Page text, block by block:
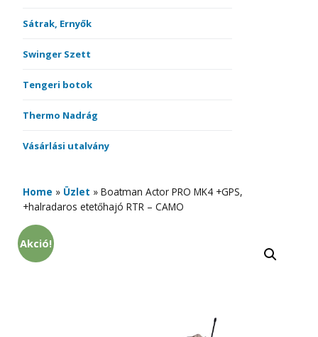
Sátrak, Ernyők
Swinger Szett
Tengeri botok
Thermo Nadrág
Vásárlási utalvány
Home » Üzlet » Boatman Actor PRO MK4 +GPS,
+halradaros etetőhajó RTR – CAMO
Akció!